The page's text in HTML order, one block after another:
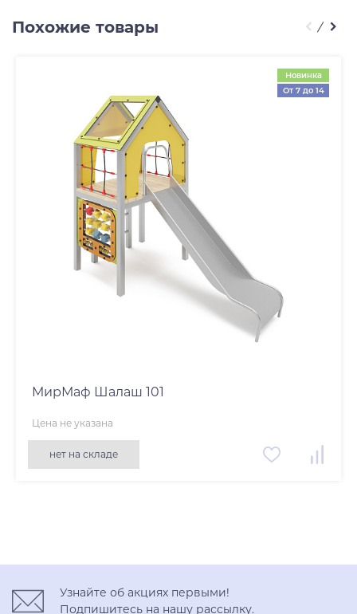
Похожие товары
Новинка
От 7 до 14
МирМаф Шалаш 101
Цена не указана
нет на складе
Узнайте об акциях первыми!
Подпишитесь на нашу рассылку.